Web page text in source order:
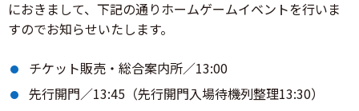
におきまして、下記の通りホームゲームイベントを行いま
すのでお知らせいたします。
チケット販売・総合案内所／13:00
先行開門／13:45（先行開門入場待機列整理13:30）